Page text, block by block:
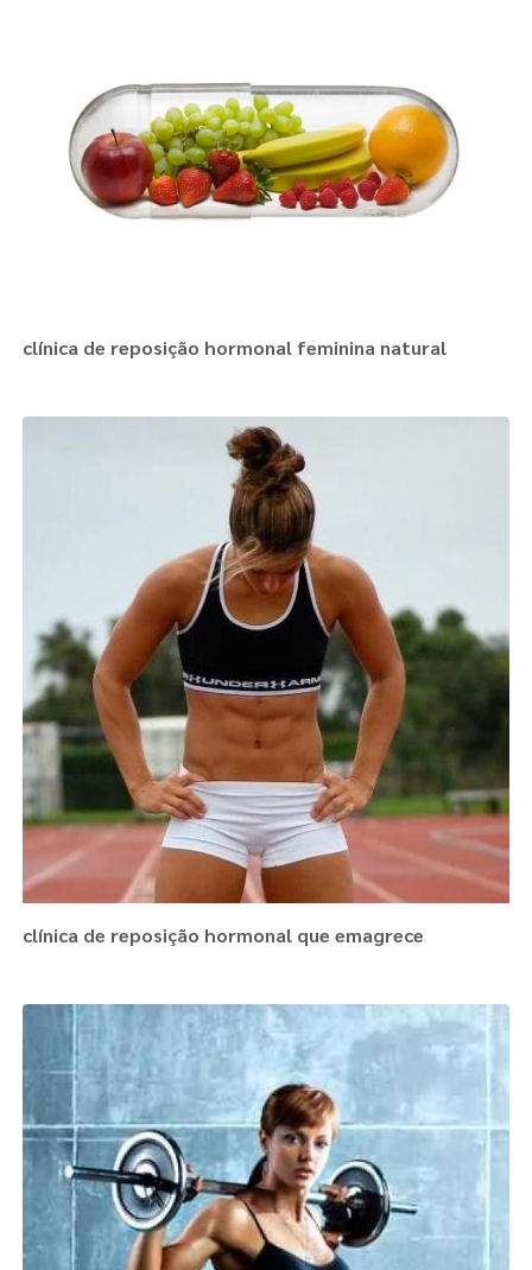
clínica de reposição hormonal feminina natural
clínica de reposição hormonal que emagrece